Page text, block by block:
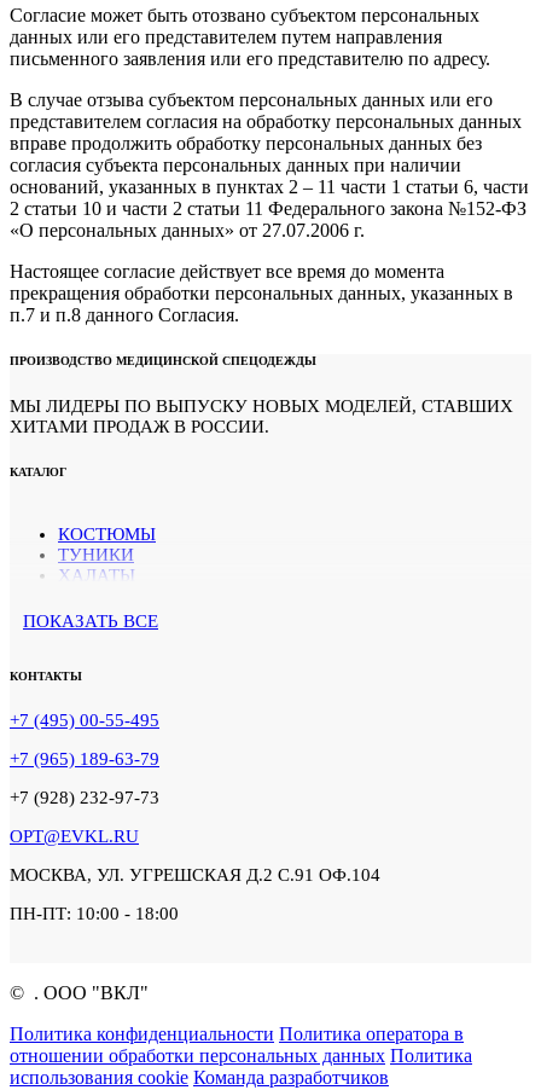
Согласие может быть отозвано субъектом персональных
данных или его представителем путем направления
письменного заявления или его представителю по адресу.
В случае отзыва субъектом персональных данных или его
представителем согласия на обработку персональных данных
вправе продолжить обработку персональных данных без
согласия субъекта персональных данных при наличии
оснований, указанных в пунктах 2 – 11 части 1 статьи 6, части
2 статьи 10 и части 2 статьи 11 Федерального закона №152-ФЗ
«О персональных данных» от 27.07.2006 г.
Настоящее согласие действует все время до момента
прекращения обработки персональных данных, указанных в
п.7 и п.8 данного Согласия.
ПРОИЗВОДСТВО МЕДИЦИНСКОЙ СПЕЦОДЕЖДЫ
МЫ ЛИДЕРЫ ПО ВЫПУСКУ НОВЫХ МОДЕЛЕЙ, СТАВШИХ
ХИТАМИ ПРОДАЖ В РОССИИ.
КАТАЛОГ
КОСТЮМЫ
ТУНИКИ
ХАЛАТЫ
ПОКАЗАТЬ ВСЕ
КОНТАКТЫ
+7 (495) 00-55-495
+7 (965) 189-63-79
+7 (928) 232-97-73
OPT@EVKL.RU
МОСКВА, УЛ. УГРЕШСКАЯ Д.2 С.91 ОФ.104
ПН-ПТ: 10:00 - 18:00
© . ООО "ВКЛ"
Политика конфиденциальности Политика оператора в
отношении обработки персональных данных Политика
использования cookie Команда разработчиков